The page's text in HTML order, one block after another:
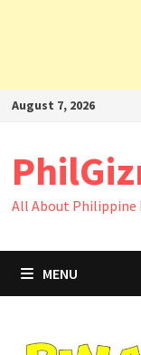
Skip
content
August 7, 2026
All About Philippine
MENU